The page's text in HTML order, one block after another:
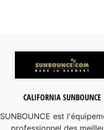
CALIFORNIA SUNBOUNCE
SUNBOUNCE est
professionnel des